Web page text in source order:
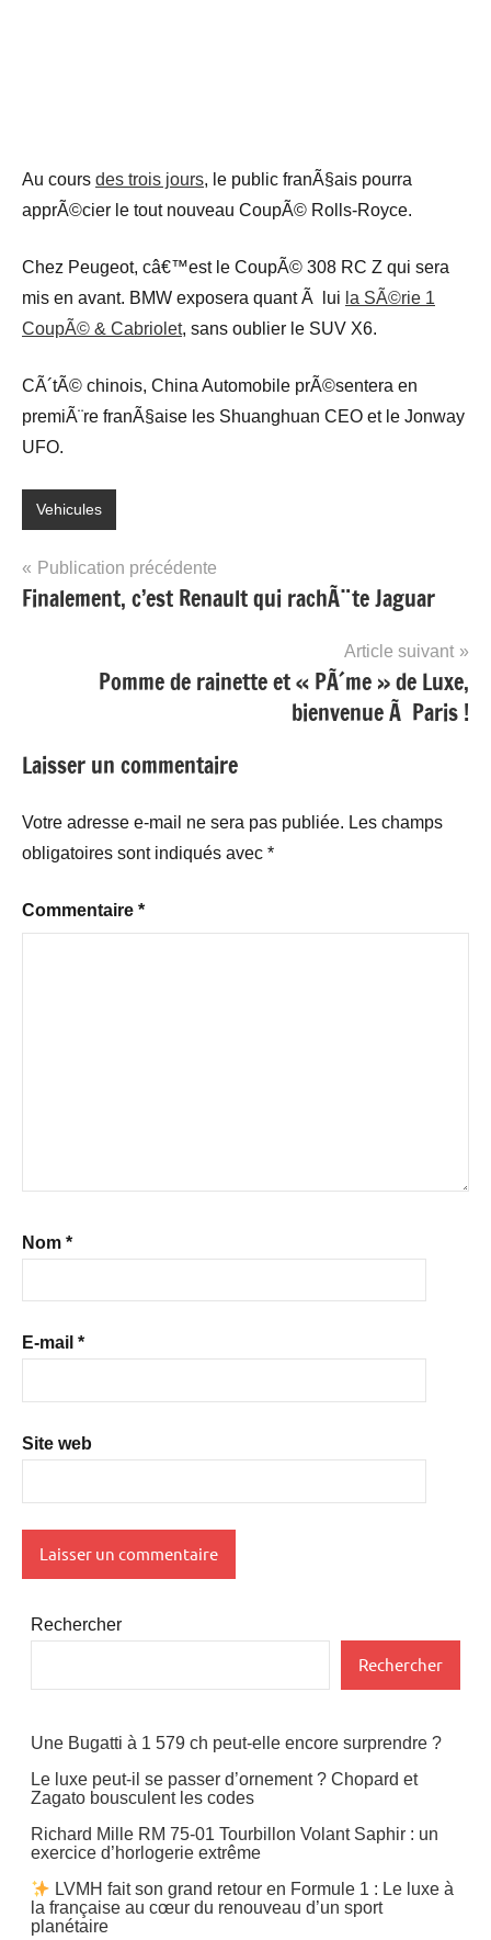
Au cours des trois jours, le public franÃ§ais pourra
apprÃ©cier le tout nouveau CoupÃ© Rolls-Royce.
Chez Peugeot, câ€™est le CoupÃ© 308 RC Z qui sera
mis en avant. BMW exposera quant Ã lui la SÃ©rie 1
CoupÃ© & Cabriolet, sans oublier le SUV X6.
CÃ´tÃ© chinois, China Automobile prÃ©sentera en
premiÃ¨re franÃ§aise les Shuanghuan CEO et le Jonway
UFO.
Vehicules
Navigation
de
Publication précédente
Finalement, c’est Renault qui rachÃ¨te Jaguar
Article suivant
Pomme de rainette et « PÃ´me » de Luxe,
bienvenue Ã Paris !
Laisser un commentaire
Votre adresse e-mail ne sera pas publiée. Les champs
obligatoires sont indiqués avec *
Commentaire *
Nom *
E-mail *
Site web
Rechercher
Rechercher
Une Bugatti à 1 579 ch peut-elle encore surprendre ?
Le luxe peut-il se passer d’ornement ? Chopard et
Zagato bousculent les codes
Richard Mille RM 75-01 Tourbillon Volant Saphir : un
exercice d’horlogerie extrême
LVMH fait son grand retour en Formule 1 : Le luxe à
la française au cœur du renouveau d’un sport
planétaire